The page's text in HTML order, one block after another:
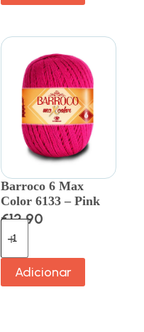
Barroco 6 Max
Color 6133 – Pink
€12.90
Adicionar